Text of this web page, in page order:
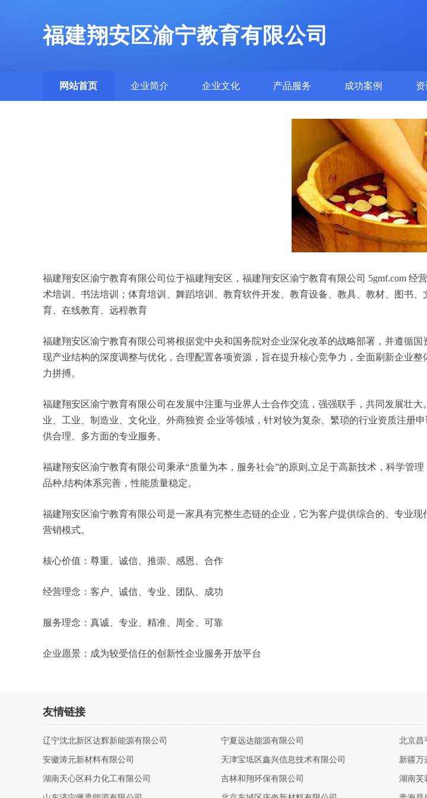
福建翔安区渝宁教育有限公司
网站首页 企业简介 企业文化 产品服务 成功案例
福建翔安区渝宁教育有限公司位于福建翔安区，福建翔安区渝宁教育有限公司 5gmf.com
术培训、书法培训；体育培训、舞蹈培训、教育软件开发、教育设备、教具、教材、图书
育、在线教育、远程教育
福建翔安区渝宁教育有限公司将根据党中央和国务院对企业深化改革的战略部署，并遵循
现产业结构的深度调整与优化，合理配置各项资源，旨在提升核心竞争力，全面刷新企业
力拼搏。
福建翔安区渝宁教育有限公司在发展中注重与业界人士合作交流，强强联手，共同发展壮
业、工业、制造业、文化业、外商独资 企业等领域，针对较为复杂、繁琐的行业资质注册
供合理、多方面的专业服务。
福建翔安区渝宁教育有限公司秉承“质量为本，服务社会”的原则,立足于高新技术，科学管
品种,结构体系完善，性能质量稳定。
福建翔安区渝宁教育有限公司是一家具有完整生态链的企业，它为客户提供综合的、专业
营销模式。
核心价值：尊重、诚信、推崇、感恩、合作
经营理念：客户、诚信、专业、团队、成功
服务理念：真诚、专业、精准、周全、可靠
企业愿景：成为较受信任的创新性企业服务开放平台
友情链接
辽宁沈北新区达辉新能源有限公司 宁夏远达能源有限公司 北京昌
安徽涛元新材料有限公司 天津宝坻区鑫兴信息技术有限公司 新疆万
湖南天心区科力化工有限公司 吉林和翔环保有限公司 湖南芙